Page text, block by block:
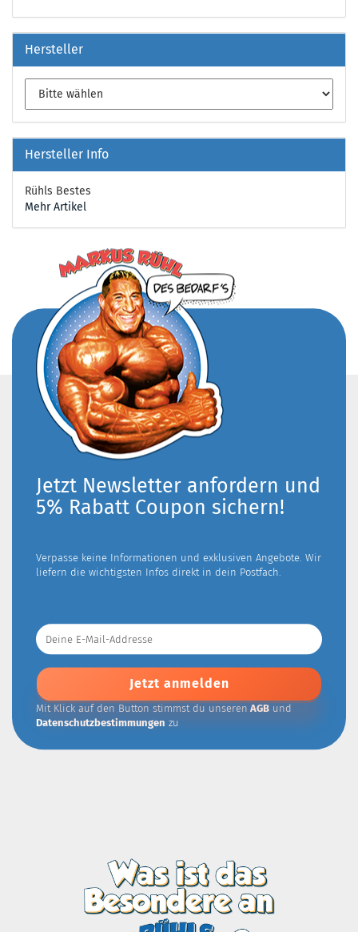
Hersteller
Hersteller Info
Rühls Bestes
Mehr Artikel
Jetzt Newsletter anfordern und
5% Rabatt Coupon sichern!
Verpasse keine Informationen und exklusiven Angebote. Wir
liefern die wichtigsten Infos direkt in dein Postfach.
Deine
E-
Mail-
Addresse
Mit Klick auf den Button stimmst du unseren AGB und
Datenschutzbestimmungen zu